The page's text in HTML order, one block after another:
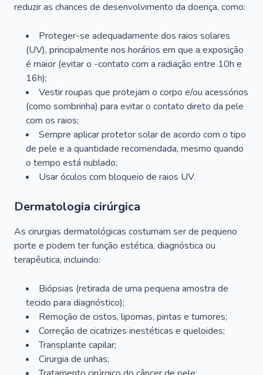
reduzir as chances de desenvolvimento da doença, como:
Proteger-se adequadamente dos raios solares
(UV), principalmente nos horários em que a exposição
é maior (evitar o -contato com a radiação entre 10h e
16h);
Vestir roupas que protejam o corpo e/ou acessórios
(como sombrinha) para evitar o contato direto da pele
com os raios;
Sempre aplicar protetor solar de acordo com o tipo
de pele e a quantidade recomendada, mesmo quando
o tempo está nublado;
Usar óculos com bloqueio de raios UV.
Dermatologia cirúrgica
As cirurgias dermatológicas costumam ser de pequeno
porte e podem ter função estética, diagnóstica ou
terapêutica, incluindo:
Biópsias (retirada de uma pequena amostra de
tecido para diagnóstico);
Remoção de cistos, lipomas, pintas e tumores;
Correção de cicatrizes inestéticas e queloides;
Transplante capilar;
Cirurgia de unhas;